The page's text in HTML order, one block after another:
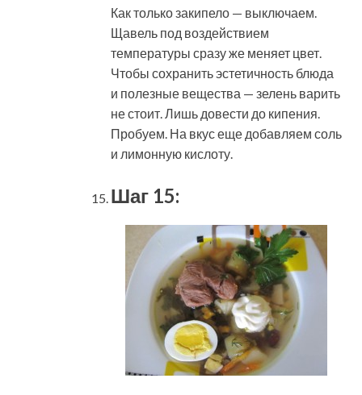
Как только закипело — выключаем.
Щавель под воздействием
температуры сразу же меняет цвет.
Чтобы сохранить эстетичность блюда
и полезные вещества — зелень варить
не стоит. Лишь довести до кипения.
Пробуем. На вкус еще добавляем соль
и лимонную кислоту.
Шаг 15: